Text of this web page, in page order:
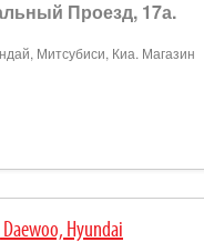
Проезд, 17а.
Митсубиси, Киа. Магазин
Hyundai